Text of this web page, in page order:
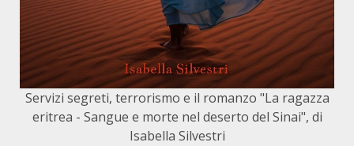
Servizi segreti, terrorismo e il romanzo "La ragazza
eritrea - Sangue e morte nel deserto del Sinai", di
Isabella Silvestri